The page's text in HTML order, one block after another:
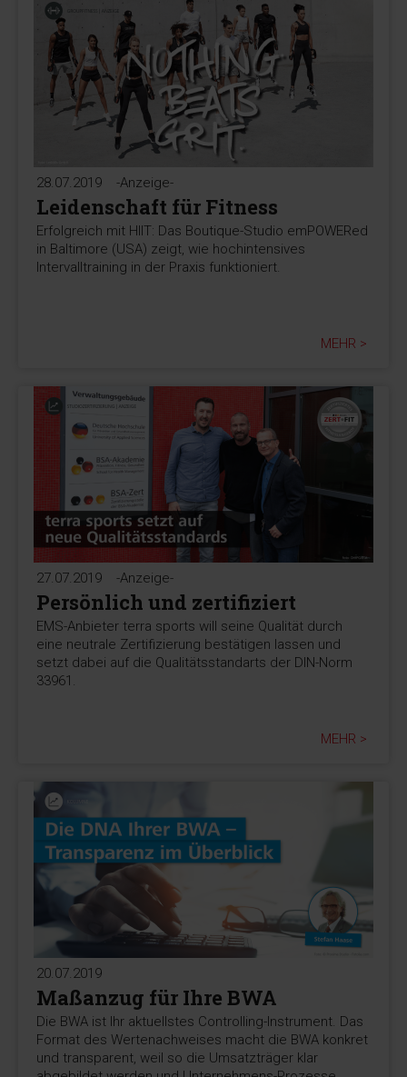
28.07.2019 -Anzeige-
Leidenschaft für Fitness
Erfolgreich mit HIIT: Das Boutique-Studio emPOWERed
in Baltimore (USA) zeigt, wie hochintensives
Intervalltraining in der Praxis funktioniert.
MEHR >
27.07.2019 -Anzeige-
Persönlich und zertifiziert
EMS-Anbieter terra sports will seine Qualität durch
eine neutrale Zertifizierung bestätigen lassen und
setzt dabei auf die Qualitätsstandarts der DIN-Norm
33961.
MEHR >
20.07.2019
Maßanzug für Ihre BWA
Die BWA ist Ihr aktuellstes Controlling-Instrument. Das
Format des Wertenachweises macht die BWA konkret
und transparent, weil so die Umsatzträger klar